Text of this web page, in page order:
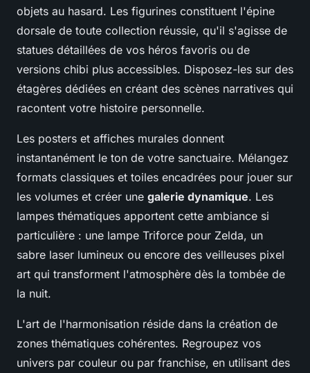
objets au hasard. Les figurines constituent l'épine
dorsale de toute collection réussie, qu'il s'agisse de
statues détaillées de vos héros favoris ou de
versions chibi plus accessibles. Disposez-les sur des
étagères dédiées en créant des scènes narratives qui
racontent votre histoire personnelle.
Les posters et affiches murales donnent
instantanément le ton de votre sanctuaire. Mélangez
formats classiques et toiles encadrées pour jouer sur
les volumes et créer une galerie dynamique. Les
lampes thématiques apportent cette ambiance si
particulière : une lampe Triforce pour Zelda, un
sabre laser lumineux ou encore des veilleuses pixel
art qui transforment l'atmosphère dès la tombée de
la nuit.
L'art de l'harmonisation réside dans la création de
zones thématiques cohérentes. Regroupez vos
univers par couleur ou par franchise, en utilisant des